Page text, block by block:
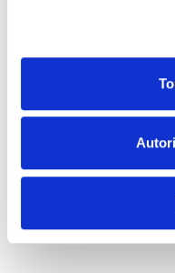
Groupes
plus grande
41